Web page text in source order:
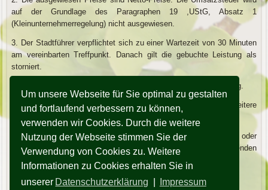
Um unsere Webseite für Sie optimal zu gestalten
und fortlaufend verbessern zu können,
verwenden wir Cookies. Durch die weitere
Nutzung der Webseite stimmen Sie der
Verwendung von Cookies zu. Weitere
Informationen zu Cookies erhalten Sie in
unserer Datenschutzerklärung Impressum
auf der Grundlage des Paragraphen 19 ,UStG, Absatz 1
(Kleinunternehmerregelung) nicht ausgewiesen.
3. Der Stadtführer verpflichtet sich zu einer Wartezeit von 30 Minuten
am vereinbarten Treffpunkt. Danach gilt die gebuchte Leistung als
storniert.
4. Die Bezahlung der erbrachten Leistung erfolgt durch Barzahlung.
5. Bei einer Teilnehmerzahl über 25 Personen werden weitere
lizenzierte Stadtführer hinzugezogen.
6. Werden Leistungen von Drittanbietern z.B. Kutschfahrten oder
Übernachtungen vermittelt gelten die AGB's der entsprechenden
Anbieter.
7. Recht / Gerichtsstand ist Weimar / Thüringen.